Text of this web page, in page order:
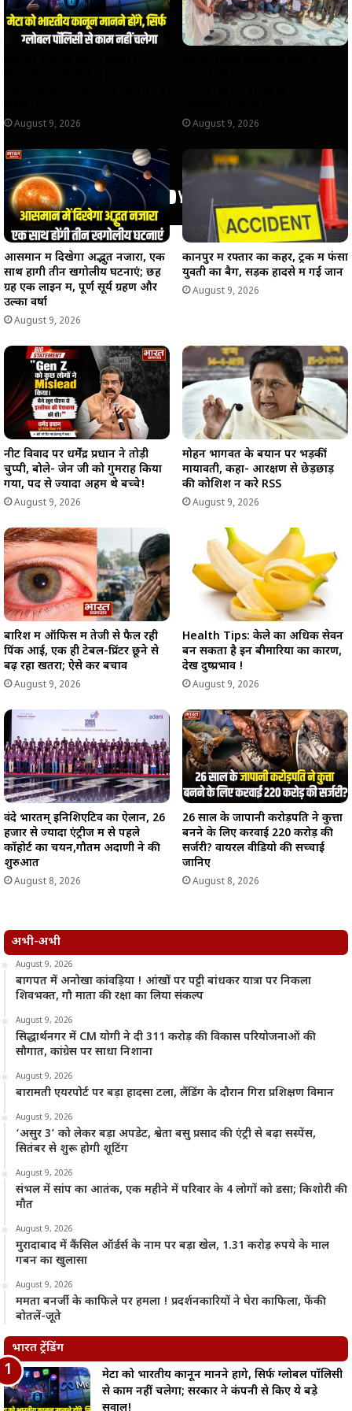
August 9, 2026 August 9, 2026
आसमान में दिखेगा अद्भुत नजारा, एक
साथ होंगी तीन खगोलीय घटनाएं; छह
ग्रह एक लाइन में, पूर्ण सूर्य ग्रहण और
उल्का वर्षा
August 9, 2026
कानपुर में रफ्तार का कहर, ट्रक में फंसा
युवती का बैग, सड़क हादसे में गई जान
August 9, 2026
नीट विवाद पर धर्मेंद्र प्रधान ने तोड़ी
चुप्पी, बोले- जेन जी को गुमराह किया
गया, पद से ज्यादा अहम थे बच्चे!
August 9, 2026
मोहन भागवत के बयान पर भड़कीं
मायावती, कहा- आरक्षण से छेड़छाड़
की कोशिश न करे RSS
August 9, 2026
बारिश में ऑफिस में तेजी से फैल रही
पिंक आई, एक ही टेबल-प्रिंटर छूने से
बढ़ रहा खतरा; ऐसे करें बचाव
August 9, 2026
Health Tips: केले का अधिक सेवन
बन सकता है इन बीमारियों का कारण,
देखें दुष्प्रभाव !
August 9, 2026
वंदे भारतम् इनिशिएटिव का ऐलान, 26
हजार से ज्यादा एंट्रीज में से पहले
कॉहोर्ट का चयन,गौतम अदाणी ने की
शुरुआत
August 8, 2026
26 साल के जापानी करोड़पति ने कुत्ता
बनने के लिए करवाई 220 करोड़ की
सर्जरी? वायरल वीडियो की सच्चाई
जानिए
August 8, 2026
अभी-अभी
August 9, 2026
बागपत में अनोखा कांवड़िया ! आंखों पर पट्टी बांधकर यात्रा पर निकला
शिवभक्त, गौ माता की रक्षा का लिया संकल्प
August 9, 2026
सिद्धार्थनगर में CM योगी ने दी 311 करोड़ की विकास परियोजनाओं की
सौगात, कांग्रेस पर साधा निशाना
August 9, 2026
बारामती एयरपोर्ट पर बड़ा हादसा टला, लैंडिंग के दौरान गिरा प्रशिक्षण विमान
August 9, 2026
‘असुर 3’ को लेकर बड़ा अपडेट, श्वेता बसु प्रसाद की एंट्री से बढ़ा सस्पेंस,
सितंबर से शुरू होगी शूटिंग
August 9, 2026
संभल में सांप का आतंक, एक महीने में परिवार के 4 लोगों को डसा; किशोरी की
मौत
August 9, 2026
मुरादाबाद में कैंसिल ऑर्डर्स के नाम पर बड़ा खेल, 1.31 करोड़ रुपये के माल
गबन का खुलासा
August 9, 2026
ममता बनर्जी के काफिले पर हमला ! प्रदर्शनकारियों ने घेरा काफिला, फेंकी
बोतलें-जूते
भारत ट्रेंडिंग
मेटा को भारतीय कानून मानने होंगे, सिर्फ ग्लोबल पॉलिसी
से काम नहीं चलेगा; सरकार ने कंपनी से किए ये बड़े